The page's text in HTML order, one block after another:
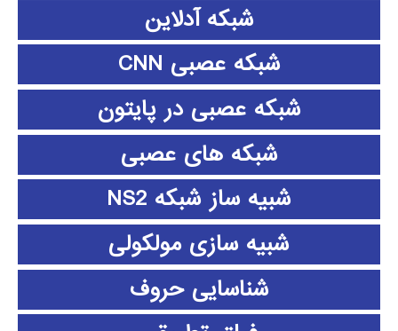
شبکه آدلاین
شبکه عصبی CNN
شبکه عصبی در پایتون
شبکه های عصبی
شبیه ساز شبکه NS2
شبیه سازی مولکولی
شناسایی حروف